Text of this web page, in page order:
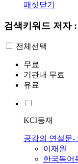
패싯닫기
검색키워드 저자
전체선택
무료
기관내 무료
유료
KCI등재
공감의 연설문-
이재원
한국독어